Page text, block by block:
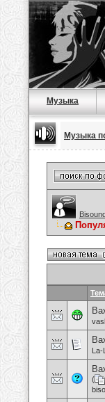
Музыка
Музыка
La-
(